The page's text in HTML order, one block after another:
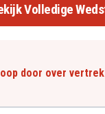
Volledige
door over